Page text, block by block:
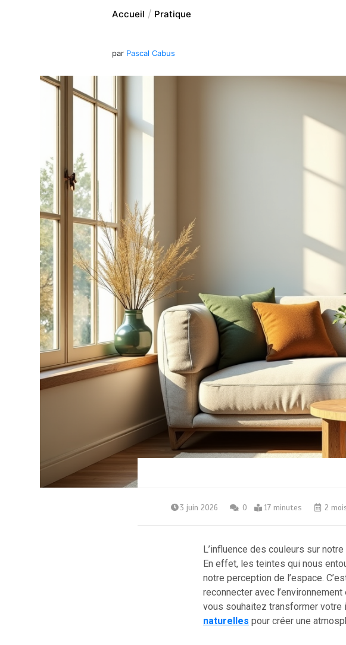
Accueil Pratique
par Pascal Cabus
3 juin 2026 0 17 minutes 2
L’influence des couleurs sur
En effet, les teintes qui nous
notre perception de l’espace.
reconnecter avec
vous souhaitez transformer votre
naturelles pour créer une